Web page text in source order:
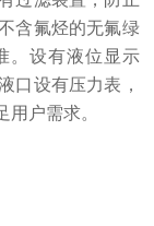
含氟烃的无氟绿
。设有液位显示
口设有压力表，
户需求。